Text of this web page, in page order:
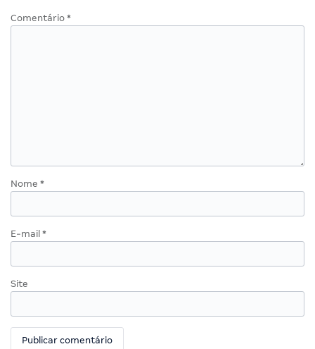
Comentário *
Nome *
E-mail *
Site